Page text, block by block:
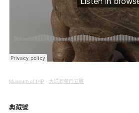
Museum of IHP · 大理石梟形立雕
典藏號